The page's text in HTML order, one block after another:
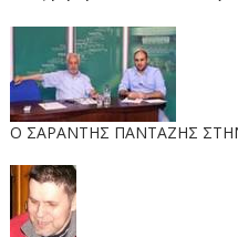
O ΣΑΡΑΝΤΗΣ ΠΑΝΤΑΖΗΣ